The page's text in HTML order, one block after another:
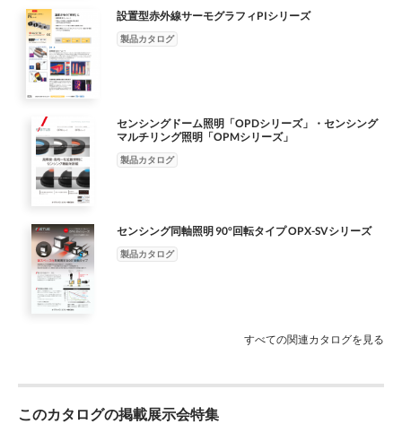
9240 FAX（052）589-9241 東京営業所 〒105-0022 東京都港区
海岸1 - 9 - 1 浜離宮インターシティ 3F 神戸営業所 〒651-0083 神
戸市中央区浜辺通５-１-１４ 神戸商工貿易センタービル８Ｆ
TEL（03）3578-7331 FAX （03）3578-7332 TEL（０７８）２７
１-３８８８ FAX（０７８）２７１-３８８９ 海老名営業所 〒
243-0432 神奈川県海老名市中央2-1-16 センチュリー八芳4Ｆ 九
州営業所 〒810-0001 福岡市中央区天神3-9-25 東晴天神ビルディ
ング8F TEL（046）292-7330 FAX （046）234-7222 TEL（092）
739-6230 FAX（092）739-6231 イーナ センサ テクニカル サポ
ート 0800-170-1003 ホームページ https://www.optex-fa.jp この
カタログの記載内容は2019年9月現在のものです。 74739-00-
設置型赤外線サーモグラフィPIシリーズ
製品カタログ
センシングドーム照明「OPDシリーズ」・センシング
マルチリング照明「OPMシリーズ」
製品カタログ
センシング同軸照明 90°回転タイプ OPX-SVシリーズ
製品カタログ
すべての関連カタログを見る
このカタログの掲載展示会特集